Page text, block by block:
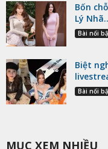
Bốn
Lý
Bài nổi
Biệt
Bài nổi
MỤC XEM NHIỀU